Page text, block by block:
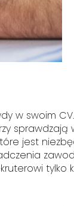
w swoim
jest
tylko